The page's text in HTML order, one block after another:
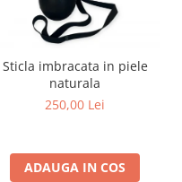
Sticla imbracata in piele
naturala
250,00 Lei
ADAUGA IN COS